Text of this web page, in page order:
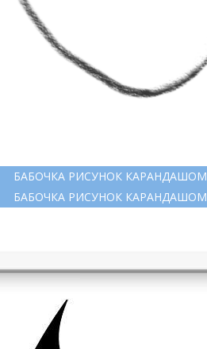
БАБОЧКА РИСУНОК КАРАНДАШОМ
БАБОЧКА РИСУНОК КАРАНДАШОМ